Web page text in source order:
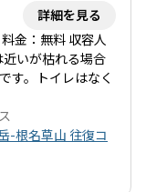
詳細を見る
金：無料 収容人
いが枯れる場合
す。トイレはなく
-根名草山 往復コ